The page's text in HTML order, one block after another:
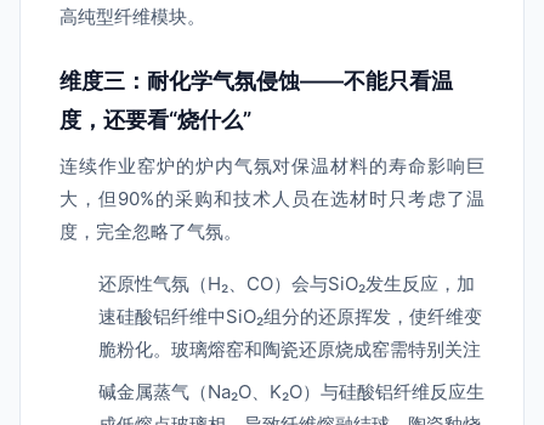
高纯型纤维模块。
维度三：耐化学气氛侵蚀——不能只看温
度，还要看“烧什么”
连续作业窑炉的炉内气氛对保温材料的寿命影响巨
大，但90%的采购和技术人员在选材时只考虑了温
度，完全忽略了气氛。
还原性气氛（H₂、CO）会与SiO₂发生反应，加
速硅酸铝纤维中SiO₂组分的还原挥发，使纤维变
脆粉化。玻璃熔窑和陶瓷还原烧成窑需特别关注
碱金属蒸气（Na₂O、K₂O）与硅酸铝纤维反应生